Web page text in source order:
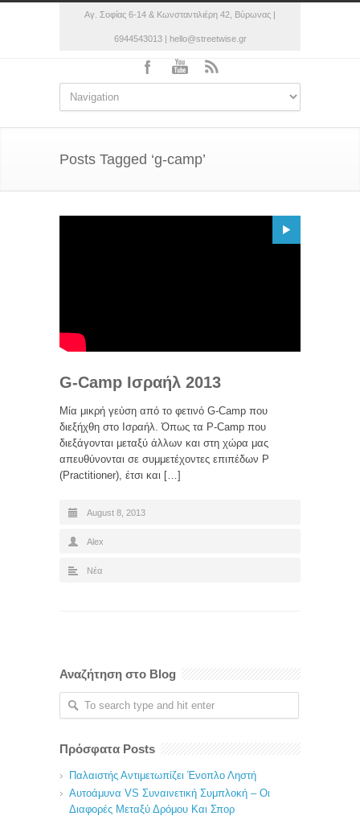
Αγ. Σοφίας 6-14 & Κωνσταντιλιέρη 42, Βύρωνας |
6944543013 | hello@streetwise.gr
Posts Tagged ‘g-camp’
G-Camp Ισραήλ 2013
Μία μικρή γεύση από το φετινό G-Camp που
διεξήχθη στο Ισραήλ. Όπως τα P-Camp που
διεξάγονται μεταξύ άλλων και στη χώρα μας
απευθύνονται σε συμμετέχοντες επιπέδων P
(Practitioner), έτσι και […]
August 8, 2013
Alex
Νέα
Αναζήτηση στο Blog
Πρόσφατα Posts
Παλαιστής Αντιμετωπίζει Ένοπλο Ληστή
Αυτοάμυνα VS Συναινετική Συμπλοκή – Οι
Διαφορές Μεταξύ Δρόμου Και Σπορ